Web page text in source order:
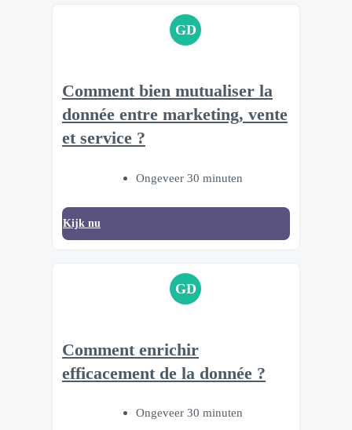
GD
Comment bien mutualiser la
donnée entre marketing, vente
et service ?
Ongeveer 30 minuten
Kijk nu
GD
Comment enrichir
efficacement de la donnée ?
Ongeveer 30 minuten